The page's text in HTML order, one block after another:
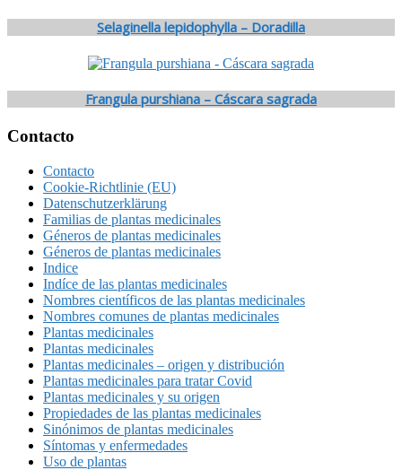
Selaginella lepidophylla – Doradilla
Frangula purshiana – Cáscara sagrada
Footer
Contacto
Contacto
Cookie-Richtlinie (EU)
Datenschutzerklärung
Familias de plantas medicinales
Géneros de plantas medicinales
Géneros de plantas medicinales
Indice
Indíce de las plantas medicinales
Nombres científicos de las plantas medicinales
Nombres comunes de plantas medicinales
Plantas medicinales
Plantas medicinales
Plantas medicinales – origen y distribución
Plantas medicinales para tratar Covid
Plantas medicinales y su origen
Propiedades de las plantas medicinales
Sinónimos de plantas medicinales
Síntomas y enfermedades
Uso de plantas